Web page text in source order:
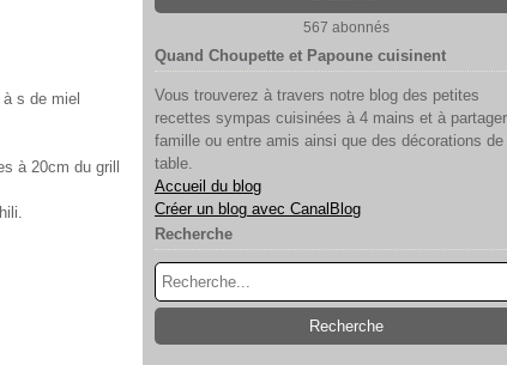
s de miel
à 20cm du grill
567 abonnés
Quand Choupette et Papoune cuisinent
Vous trouverez à travers notre blog des petites
recettes sympas cuisinées à 4 mains et à
famille ou entre amis ainsi que des décorations de
table.
Accueil du blog
Créer un blog avec CanalBlog
Recherche